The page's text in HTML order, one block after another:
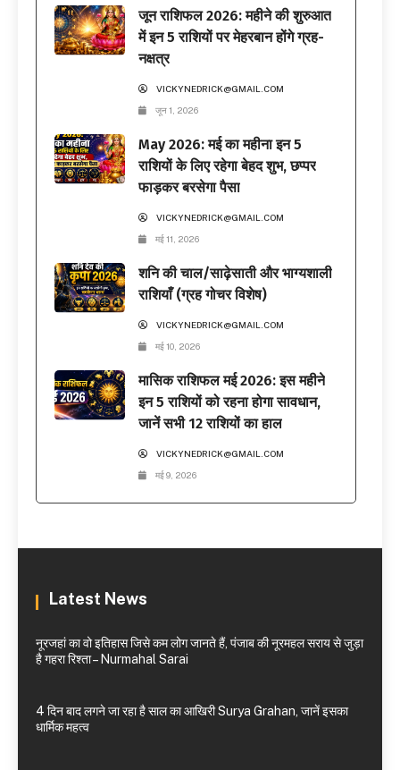
जून राशिफल 2026: महीने की शुरुआत
में इन 5 राशियों पर मेहरबान होंगे ग्रह-
नक्षत्र
VICKYNEDRICK@GMAIL.COM
जून 1, 2026
May 2026: मई का महीना इन 5
राशियों के लिए रहेगा बेहद शुभ, छप्पर
फाड़कर बरसेगा पैसा
VICKYNEDRICK@GMAIL.COM
मई 11, 2026
शनि की चाल/साढ़ेसाती और भाग्यशाली
राशियाँ (ग्रह गोचर विशेष)
VICKYNEDRICK@GMAIL.COM
मई 10, 2026
मासिक राशिफल मई 2026: इस महीने
इन 5 राशियों को रहना होगा सावधान,
जानें सभी 12 राशियों का हाल
VICKYNEDRICK@GMAIL.COM
मई 9, 2026
Latest News
नूरजहां का वो इतिहास जिसे कम लोग जानते हैं, पंजाब की नूरमहल सराय से जुड़ा
है गहरा रिश्ता – Nurmahal Sarai
4 दिन बाद लगने जा रहा है साल का आखिरी Surya Grahan, जानें इसका
धार्मिक महत्व